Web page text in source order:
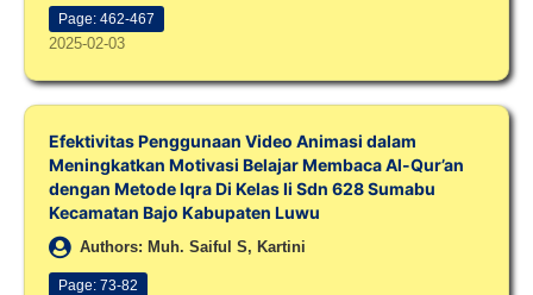
Page: 462-467
2025-02-03
Efektivitas Penggunaan Video Animasi dalam
Meningkatkan Motivasi Belajar Membaca Al-Qur’an
dengan Metode Iqra Di Kelas Ii Sdn 628 Sumabu
Kecamatan Bajo Kabupaten Luwu
Authors: Muh. Saiful S, Kartini
Page: 73-82